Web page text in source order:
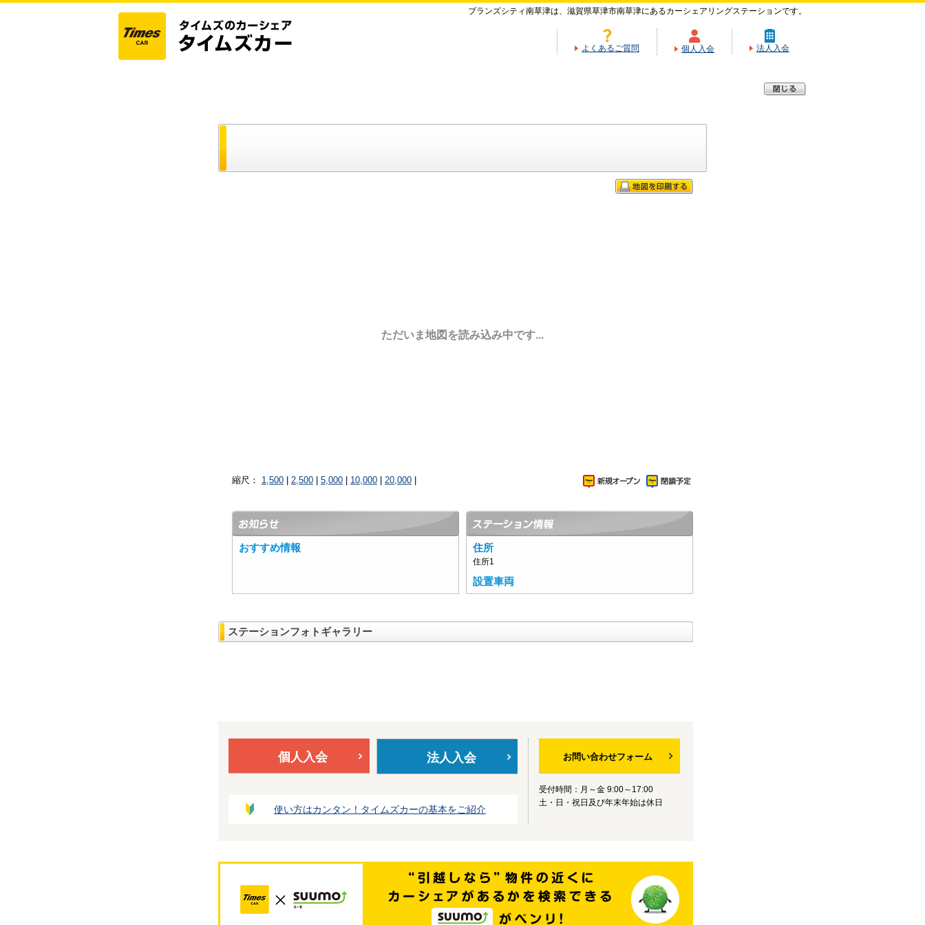
ブランズシティ南草津は、滋賀県草津市南草津にあるカーシェアリングステーションです。
よくあるご質問 個人入会 法人入会
ただいま地図を読み込み中です...
縮尺： 1,500 2,500 5,000 10,000 20,000
おすすめ情報 住所
住所1
設置車両
ステーションフォトギャラリー
個人入会 法人入会
使い方はカンタン！タイムズカーの基本をご紹介
お問い合わせフォーム
受付時間：月～金 9:00～17:00
土・日・祝日及び年末年始は休日